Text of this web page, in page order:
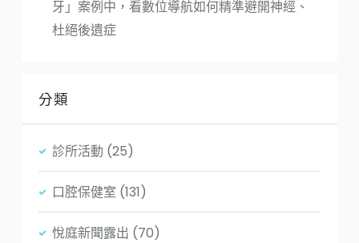
牙」案例中，看數位導航如何精準避開神經、
杜絕後遺症
分類
診所活動 (25)
口腔保健室 (131)
悅庭新聞露出 (70)